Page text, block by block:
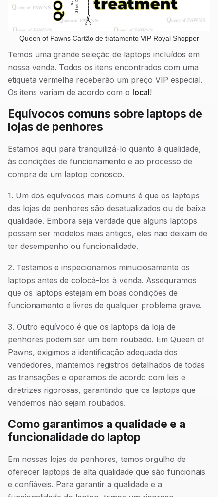
Queen of Pawns Cartão de tratamento VIP Royal Shopper
Temos uma grande seleção de laptops incluídos em
nossa venda. Todos os itens encontrados com uma
etiqueta vermelha receberão um preço VIP especial.
Os itens variam de acordo com o local!
Equívocos comuns sobre laptops de
lojas de penhores
Estamos aqui para tranquilizá-lo quanto à qualidade,
às condições de funcionamento e ao processo de
compra de um laptop conosco.
1. Um dos equívocos mais comuns é que os laptops
das lojas de penhores são desatualizados ou de baixa
qualidade. Embora seja verdade que alguns laptops
possam ser modelos mais antigos, eles não deixam de
ter desempenho ou funcionalidade.
2. Testamos e inspecionamos minuciosamente os
laptops antes de colocá-los à venda. Asseguramos
que os laptops estejam em boas condições de
funcionamento e livres de qualquer problema grave.
3. Outro equívoco é que os laptops da loja de
penhores podem ser um bem roubado. Em Queen of
Pawns, exigimos a identificação adequada dos
vendedores, mantemos registros detalhados de todas
as transações e operamos de acordo com leis e
diretrizes rigorosas, garantindo que os laptops que
vendemos não sejam roubados.
Como garantimos a qualidade e a
funcionalidade do laptop
Em nossas lojas de penhores, temos orgulho de
oferecer laptops de alta qualidade que são funcionais
e confiáveis. Para garantir a qualidade e a